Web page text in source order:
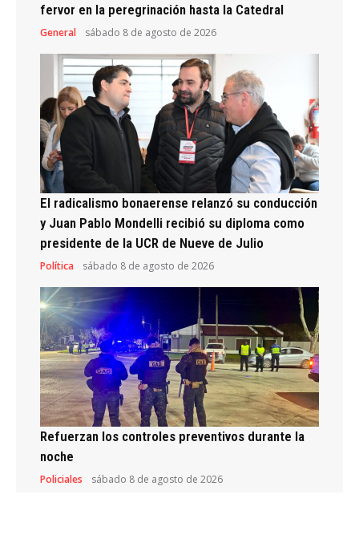
fervor en la peregrinación hasta la Catedral
General sábado 8 de agosto de 2026
El radicalismo bonaerense relanzó su conducción
y Juan Pablo Mondelli recibió su diploma como
presidente de la UCR de Nueve de Julio
Política sábado 8 de agosto de 2026
Refuerzan los controles preventivos durante la
noche
Policiales sábado 8 de agosto de 2026